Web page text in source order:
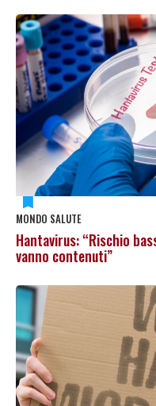
MONDO SALUTE
Hantavirus: “Rischio
vanno contenuti”